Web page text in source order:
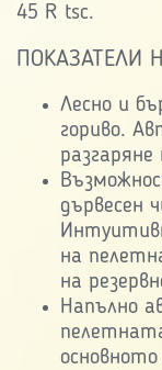
45 R tsc.
ПОКАЗАТЕЛИ
Лесно и
гориво.
дървесен
на
на
Напълно
основното